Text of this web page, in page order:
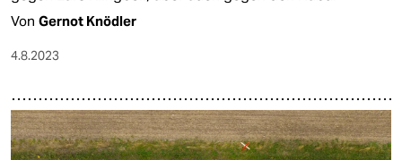
Von Gernot Knödler
4.8.2023